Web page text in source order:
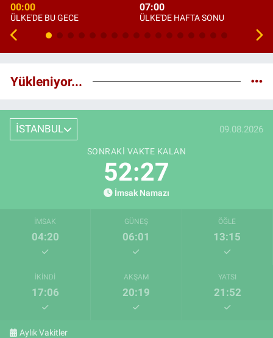
00:00
ÜLKE'DE BU GECE
07:00
ÜLKE'DE HAFTA SONU
Yükleniyor...
İSTANBUL 09.08.2026
SONRAKI VAKTE KALAN
52:26
İmsak Namazı
İMSAK
04:20
GÜNEŞ
06:01
ÖĞLE
13:15
İKINDI
17:06
AKŞAM
20:19
YATSI
21:52
Aylık Vakitler